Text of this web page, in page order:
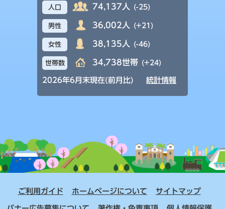
人口 74,137人 (-25)
男性 36,002人 (+21)
女性 38,135人 (-46)
世帯数 34,738世帯 (+24)
2026年6月末現在(前月比) 統計情報
ご利用ガイド ホームページについて サイトマップ